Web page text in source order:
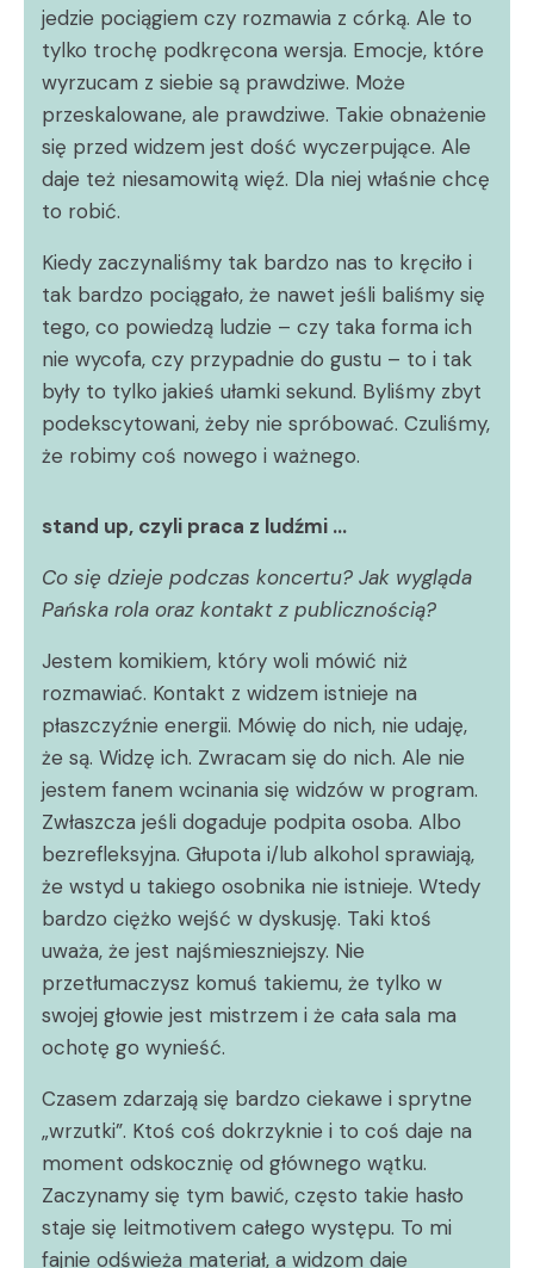
jedzie pociągiem czy rozmawia z córką. Ale to
tylko trochę podkręcona wersja. Emocje, które
wyrzucam z siebie są prawdziwe. Może
przeskalowane, ale prawdziwe. Takie obnażenie
się przed widzem jest dość wyczerpujące. Ale
daje też niesamowitą więź. Dla niej właśnie chcę
to robić.
Kiedy zaczynaliśmy tak bardzo nas to kręciło i
tak bardzo pociągało, że nawet jeśli baliśmy się
tego, co powiedzą ludzie – czy taka forma ich
nie wycofa, czy przypadnie do gustu – to i tak
były to tylko jakieś ułamki sekund. Byliśmy zbyt
podekscytowani, żeby nie spróbować. Czuliśmy,
że robimy coś nowego i ważnego.
stand up, czyli praca z ludźmi …
Co się dzieje podczas koncertu? Jak wygląda
Pańska rola oraz kontakt z publicznością?
Jestem komikiem, który woli mówić niż
rozmawiać. Kontakt z widzem istnieje na
płaszczyźnie energii. Mówię do nich, nie udaję,
że są. Widzę ich. Zwracam się do nich. Ale nie
jestem fanem wcinania się widzów w program.
Zwłaszcza jeśli dogaduje podpita osoba. Albo
bezrefleksyjna. Głupota i/lub alkohol sprawiają,
że wstyd u takiego osobnika nie istnieje. Wtedy
bardzo ciężko wejść w dyskusję. Taki ktoś
uważa, że jest najśmieszniejszy. Nie
przetłumaczysz komuś takiemu, że tylko w
swojej głowie jest mistrzem i że cała sala ma
ochotę go wynieść.
Czasem zdarzają się bardzo ciekawe i sprytne
„wrzutki”. Ktoś coś dokrzyknie i to coś daje na
moment odskocznię od głównego wątku.
Zaczynamy się tym bawić, często takie hasło
staje się leitmotivem całego występu. To mi
fajnie odświeża materiał, a widzom daje